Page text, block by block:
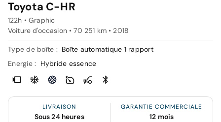
Toyota C-HR
122h • Graphic
Voiture d'occasion • 70 251 km • 2018
Type de boîte : Boîte automatique 1 rapport
Energie :
Hybride essence
LIVRAISON
Sous 24 heures
GARANTIE COMMERCIALE
12 mois